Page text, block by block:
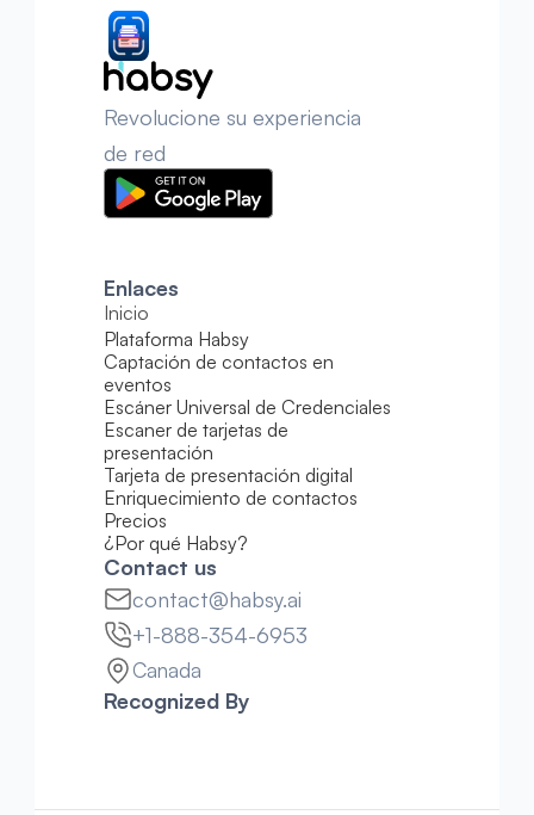
Revolucione su experiencia
de red
Enlaces
Inicio
Plataforma Habsy
Captación de contactos en
eventos
Escáner Universal de Credenciales
Escaner de tarjetas de
presentación
Tarjeta de presentación digital
Enriquecimiento de contactos
Precios
¿Por qué Habsy?
Contact us
contact@habsy.ai
+1-888-354-6953
Canada
Recognized By